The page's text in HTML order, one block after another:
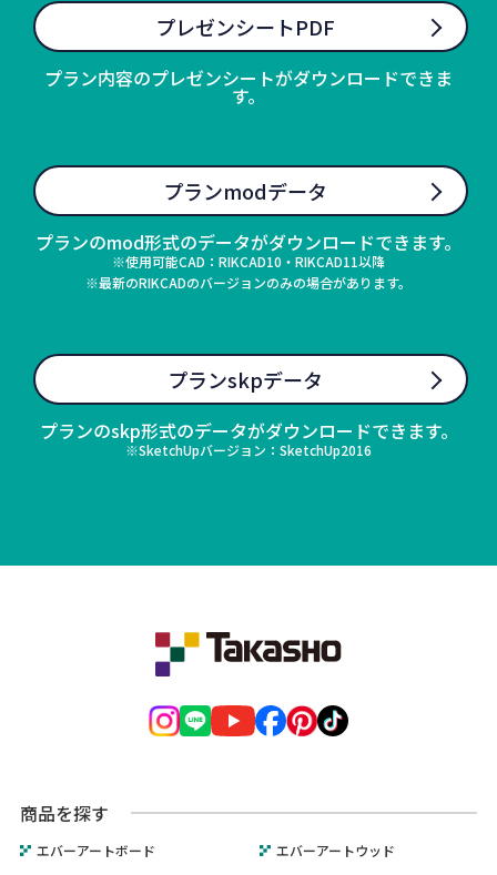
プレゼンシートPDF
プラン内容のプレゼンシートがダウンロードできま
す。
プランmodデータ
プランのmod形式のデータがダウンロードできます。
※使用可能CAD：RIKCAD10・RIKCAD11以降
※最新のRIKCADのバージョンのみの場合があります。
プランskpデータ
プランのskp形式のデータがダウンロードできます。
※SketchUpバージョン：SketchUp2016
商品を探す
エバーアートボード
エバーアートウッド